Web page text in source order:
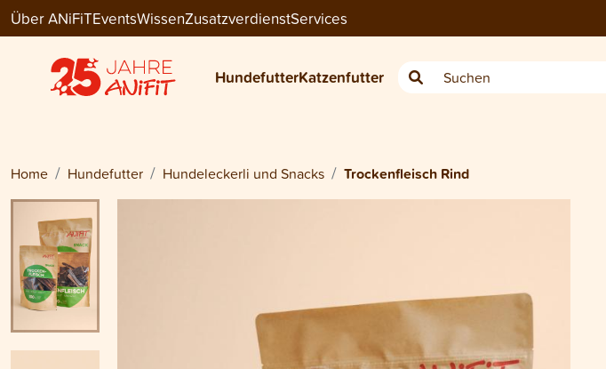
Über ANiFiTEventsWissenZusatzverdienstServices
HundefutterKatzenfutter
Dog Snack
TROCKENFLEISCH RIND
abCHF 13.20
Home Hundefutter Hundeleckerli und Snacks Trockenfleisch Rind